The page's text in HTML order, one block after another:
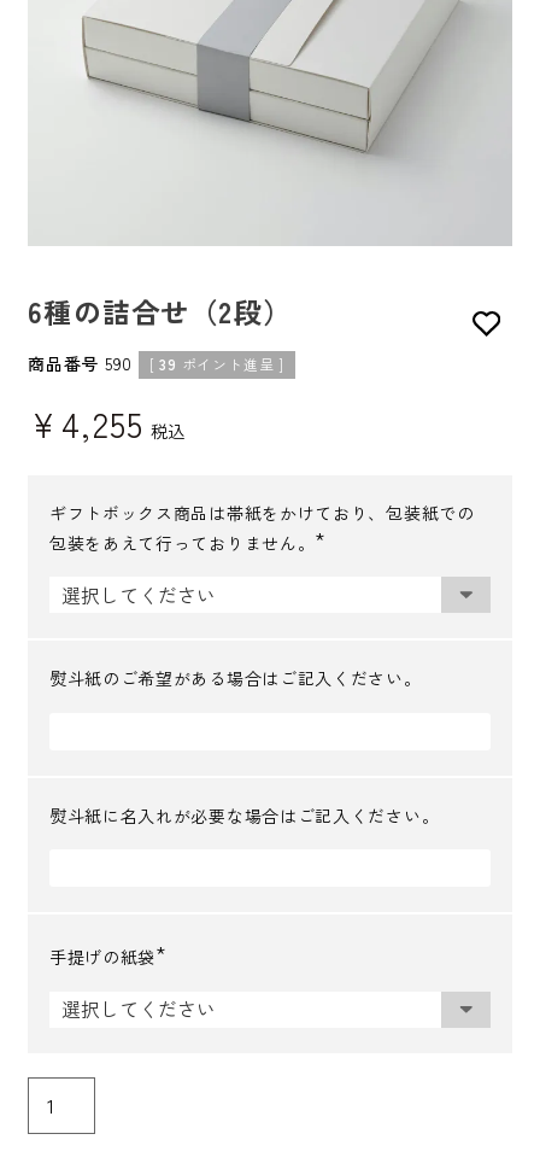
6種の詰合せ（2段）
商品番号 590 [ 39 ポイント進呈 ]
¥ 4,255 税込
ギフトボックス商品は帯紙をかけており、包装紙での
包装をあえて行っておりません。
熨斗紙のご希望がある場合はご記入ください。
熨斗紙に名入れが必要な場合はご記入ください。
手提げの紙袋
必